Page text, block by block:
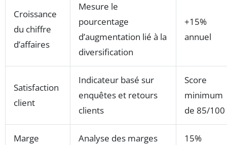
Croissance
du chiffre
d’affaires
Mesure le
pourcentage
d’augmentation lié à la
diversification
+15%
annuel
Satisfaction
client
Indicateur basé sur
enquêtes et retours
clients
Score
minimum
de 85/100
Marge
Analyse des marges
15%